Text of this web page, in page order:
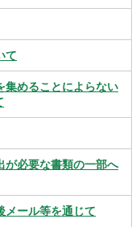
て
集めることによらない
が必要な書類の一部へ
メール等を通じて